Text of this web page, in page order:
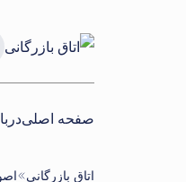
صفحه اصلی
اتاق بازرگانی